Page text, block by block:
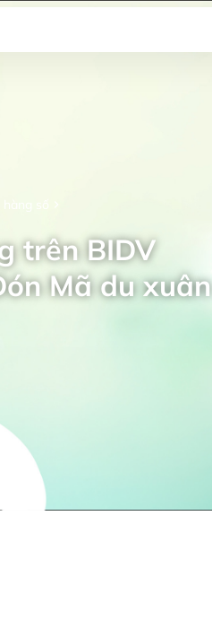
hàng số
trên BIDV
Mã du xuân